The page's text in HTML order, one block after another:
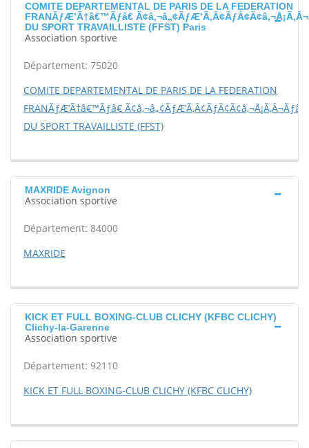
COMITE DEPARTEMENTAL DE PARIS DE LA FEDERATION
FRANÃƒÆ’Ã†â€™Ãƒâ€
DU SPORT TRAVAILLISTE (FFST) Paris
Association sportive
Département: 75020
COMITE DEPARTEMENTAL DE PARIS DE LA FEDERATION
FRANÃƒÆ’Ã†â€™Ãƒâ€
DU SPORT TRAVAILLISTE (FFST)
MAXRIDE Avignon
Association sportive
Département: 84000
MAXRIDE
KICK ET FULL BOXING-CLUB CLICHY (KFBC CLICHY)
Clichy-la-Garenne
Association sportive
Département: 92110
KICK ET FULL BOXING-CLUB CLICHY (KFBC CLICHY)